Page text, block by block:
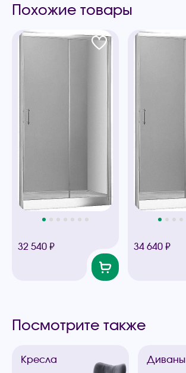
Похожие товары
32 540 ₽ 34 640 ₽
Посмотрите также
Кресла Диваны